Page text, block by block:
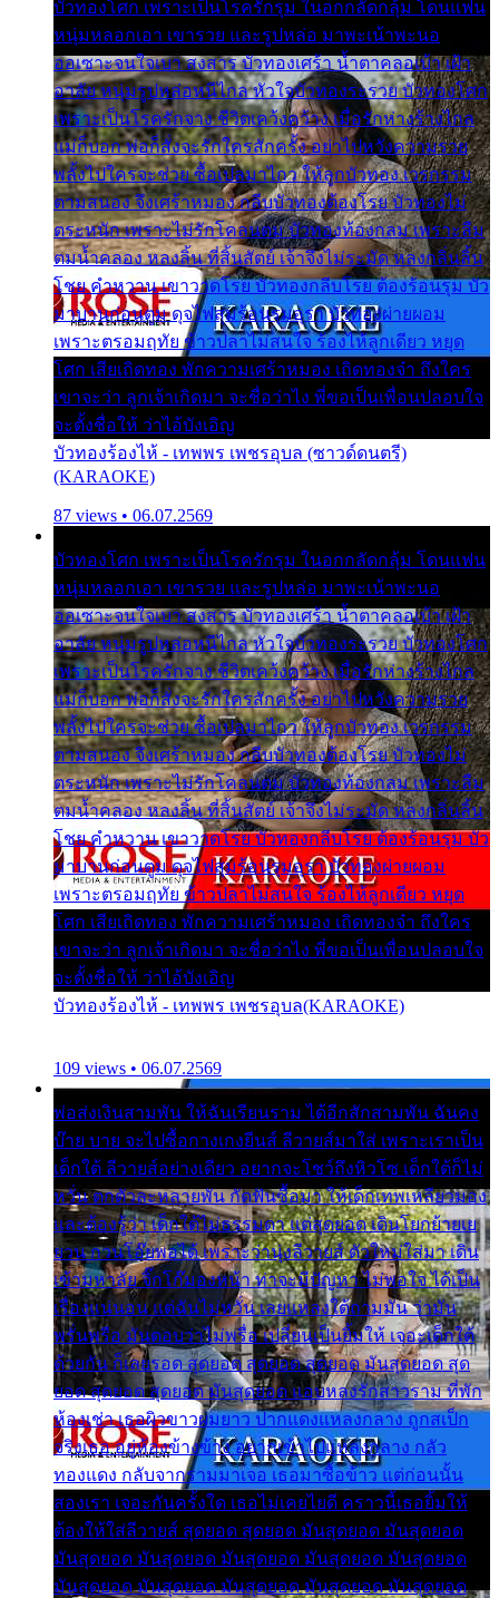
บัวทองโศก เพราะเป็นโรครักรุม ในอกกลัดกลุ้ม โดนแฟน
หนุ่มหลอกเอา เขารวย และรูปหล่อ มาพะเน้าพะนอ
ออเซาะจนใจเบา สงสาร บัวทองเศร้า น้ำตาคลอเบ้า เฝ้า
อาลัย หนุ่มรูปหล่อหนีไกล หัวใจบัวทองระรวย บัวทองโศก
เพราะเป็นโรครักจาง ชีวิตเคว้งคว้าง เมื่อรักห่างร้างไกล
แม่ก็บอก พ่อก็สั่งจะรักใครสักครั้ง อย่าไปหวังความรวย
พลั้งไปใครจะช่วย ซื้อเปลมาไกว ให้ลูกบัวทอง เวรกรรม
ตามสนอง จึงเศร้าหมอง กลีบบัวทองต้องโรย บัวทองไม่
ตระหนัก เพราะไม่รักโคลนตม บัวทองท้องกลม เพราะลืม
ตมน้ำคลอง หลงลิ้น ที่สิ้นสัตย์ เจ้าจึงไม่ระมัด หลงกลิ่นลิ้น
โชย คำหวาน เขาวาดโรย บัวทองกลีบโรย ต้องร้อนรุม บัว
มาบานก่อนตูม ดุจไฟสุมร้อนรุมอุรา บัวทองผ่ายผอม
เพราะตรอมฤทัย ข้าวปลาไม่สนใจ ร้องไห้ลูกเดียว หยุด
โศก เสียเถิดทอง พักความเศร้าหมอง เถิดทองจ๋า ถึงใคร
เขาจะว่า ลูกเจ้าเกิดมา จะชื่อว่าไง พี่ขอเป็นเพื่อนปลอบใจ
จะตั้งชื่อให้ ว่าไอ้บังเอิญ
บัวทองร้องไห้ - เทพพร เพชรอุบล (ซาวด์ดนตรี)
(KARAOKE)
87 views • 06.07.2569
บัวทองโศก เพราะเป็นโรครักรุม ในอกกลัดกลุ้ม โดนแฟน
หนุ่มหลอกเอา เขารวย และรูปหล่อ มาพะเน้าพะนอ
ออเซาะจนใจเบา สงสาร บัวทองเศร้า น้ำตาคลอเบ้า เฝ้า
อาลัย หนุ่มรูปหล่อหนีไกล หัวใจบัวทองระรวย บัวทองโศก
เพราะเป็นโรครักจาง ชีวิตเคว้งคว้าง เมื่อรักห่างร้างไกล
แม่ก็บอก พ่อก็สั่งจะรักใครสักครั้ง อย่าไปหวังความรวย
พลั้งไปใครจะช่วย ซื้อเปลมาไกว ให้ลูกบัวทอง เวรกรรม
ตามสนอง จึงเศร้าหมอง กลีบบัวทองต้องโรย บัวทองไม่
ตระหนัก เพราะไม่รักโคลนตม บัวทองท้องกลม เพราะลืม
ตมน้ำคลอง หลงลิ้น ที่สิ้นสัตย์ เจ้าจึงไม่ระมัด หลงกลิ่นลิ้น
โชย คำหวาน เขาวาดโรย บัวทองกลีบโรย ต้องร้อนรุม บัว
มาบานก่อนตูม ดุจไฟสุมร้อนรุมอุรา บัวทองผ่ายผอม
เพราะตรอมฤทัย ข้าวปลาไม่สนใจ ร้องไห้ลูกเดียว หยุด
โศก เสียเถิดทอง พักความเศร้าหมอง เถิดทองจ๋า ถึงใคร
เขาจะว่า ลูกเจ้าเกิดมา จะชื่อว่าไง พี่ขอเป็นเพื่อนปลอบใจ
จะตั้งชื่อให้ ว่าไอ้บังเอิญ
บัวทองร้องไห้ - เทพพร เพชรอุบล(KARAOKE)
109 views • 06.07.2569
พ่อส่งเงินสามพัน ให้ฉันเรียนราม ได้อีกสักสามพัน ฉันคง
บ๊าย บาย จะไปซื้อกางเกงยีนส์ ลีวายส์มาใส่ เพราะเราเป็น
เด็กใต้ ลีวายส์อย่างเดียว อยากจะโชว์ถึงหิวโซ เด็กใต้ก็ไม่
หวั่น ตกตัวละหลายพัน กัดฟันซื้อมา ให้เด็กเทพเหลียวมอง
และต้องรู้ว่า เด็กใต้ไม่ธรรมดา แต่สุดยอด เดินโยกย้ายเย
ยวน กวนโอ๊ยพอได้ เพราะว่านุ่งลีวายส์ ตัวใหม่ใส่มา เดิน
เข้ามหาลัย จิ๊กโก๊มองหน้า ท่าจะมีปัญหา ไม่พอใจ ได้เป็น
เรื่องแน่นอน แต่ฉันไม่หวั่น เลยแหลงใต้ถามมัน ว่ามัน
พรั่นพรือ มันตอบว่าไม่พรื่อ เปลี่ยนเป็นยิ้มให้ เจอะเด็กใต้
ด้วยกัน ก็เลยรอด สุดยอด สุดยอด สุดยอด มันสุดยอด สุด
ยอด สุดยอด สุดยอด มันสุดยอด แอบหลงรักสาวราม ที่พัก
ห้องเช่า เธอผิวขาวผมยาว ปากแดงแหลงกลาง ถูกสเป็ก
จริงเธอ อยู่ห้องข้างข้าง อยากเข้าไปแหลงกลาง กลัว
ทองแดง กลับจากรามมาเจอ เธอมาซื้อข้าว แต่ก่อนนั้น
สองเรา เจอะกันครั้งใด เธอไม่เคยไยดี คราวนี้เธอยิ้มให้
ต้องให้ใส่ลีวายส์ สุดยอด สุดยอด มันสุดยอด มันสุดยอด
มันสุดยอด มันสุดยอด มันสุดยอด มันสุดยอด มันสุดยอด
มันสุดยอด มันสุดยอด มันสุดยอด มันสุดยอด มันสุดยอด